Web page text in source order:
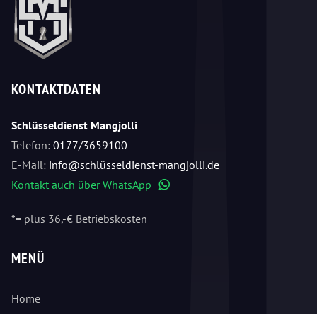
KONTAKTDATEN
Schlüsseldienst Mangjolli
Telefon: 0177/3659100
E-Mail: info@schlüsseldienst-mangjolli.de
Kontakt auch über WhatsApp
*= plus 36,-€ Betriebskosten
MENÜ
Home